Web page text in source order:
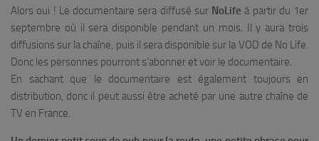
Alors oui ! Le documentaire sera diffusé sur NoLife à partir du 1er
septembre où il sera disponible pendant un mois. Il y aura trois
diffusions sur la chaîne, puis il sera disponible sur la VOD de No Life.
Donc les personnes pourront s’abonner et voir le documentaire.
En sachant que le documentaire est également toujours en
distribution, donc il peut aussi être acheté par une autre chaîne de
TV en France.